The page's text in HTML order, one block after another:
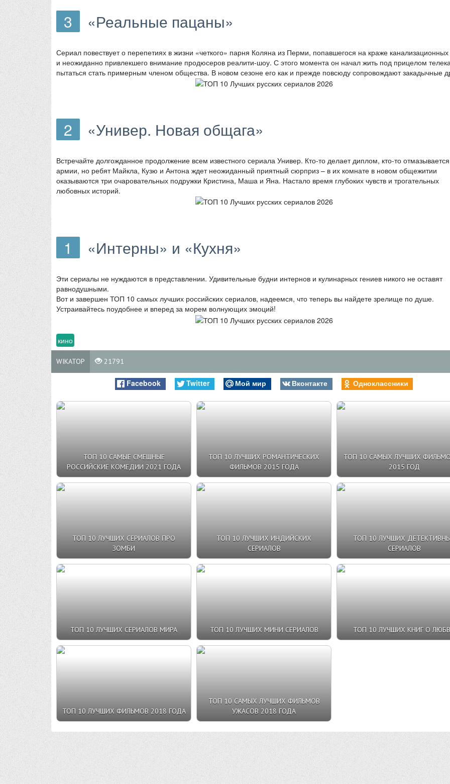
3 «Реальные пацаны»
Сериал повествует о перепетиях в жизни «четкого» парня Коляна из Перми, попавшегося на краже
и неожиданно привлекшего внимание продюсеров реалити-шоу. С этого момента он начал жить под прицелом
пытаться стать примерным членом общества. В новом сезоне его как и прежде повсюду сопровождают закадычные
2 «Универ. Новая общага»
Встречайте долгожданное продолжение всем известного сериала Универ. Кто-то делает диплом, кто-то
армии, но ребят Майкла, Кузю и Антона ждет неожиданный приятный сюрприз – в их комнате в новом общежитии
оказываются три очаровательных подружки Кристина, Маша и Яна. Настало время глубоких чувств и трогательных
любовных историй.
1 «Интерны» и «Кухня»
Эти сериалы не нуждаются в представлении. Удивительные будни интернов и кулинарных гениев никого не оставят
равнодушными.
Вот и завершен ТОП 10 самых лучших российских сериалов, надеемся, что теперь вы найдете зрелище по душе.
Устраивайтесь поудобнее и вперед за морем волнующих эмоций!
кино
WIKATOP 21791
Facebook Twitter Мой мир Вконтакте Одноклассники
ТОП 10 САМЫЕ СМЕШНЫЕ
РОССИЙСКИЕ КОМЕДИИ 2021 ГОДА
ТОП 10 ЛУЧШИХ РОМАНТИЧЕСКИХ
ФИЛЬМОВ 2015 ГОДА
ТОП 10 САМЫХ ЛУЧШИХ
2015 ГОД
ТОП 10 ЛУЧШИХ СЕРИАЛОВ ПРО
ЗОМБИ
ТОП 10 ЛУЧШИХ ИНДИЙСКИХ
СЕРИАЛОВ
ТОП 10 ЛУЧШИХ
СЕРИАЛОВ
ТОП 10 ЛУЧШИХ СЕРИАЛОВ МИРА ТОП 10 ЛУЧШИХ МИНИ СЕРИАЛОВ ТОП 10 ЛУЧШИХ КНИГ О
ТОП 10 ЛУЧШИХ ФИЛЬМОВ 2018 ГОДА
ТОП 10 САМЫХ ЛУЧШИХ ФИЛЬМОВ
УЖАСОВ 2018 ГОДА